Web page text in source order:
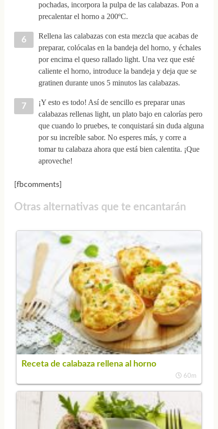
pochadas, incorpora la pulpa de las calabazas. Pon a
precalentar el horno a 200ºC.
Rellena las calabazas con esta mezcla que acabas de
preparar, colócalas en la bandeja del horno, y échales
por encima el queso rallado light. Una vez que esté
caliente el horno, introduce la bandeja y deja que se
gratinen durante unos 5 minutos las calabazas.
¡Y esto es todo! Así de sencillo es preparar unas
calabazas rellenas light, un plato bajo en calorías pero
que cuando lo pruebes, te conquistará sin duda alguna
por su increíble sabor. No esperes más, y corre a
tomar tu calabaza ahora que está bien calentita. ¡Que
aproveche!
[fbcomments]
Otras alternativas que te encantarán
Receta de calabaza rellena al horno
60m